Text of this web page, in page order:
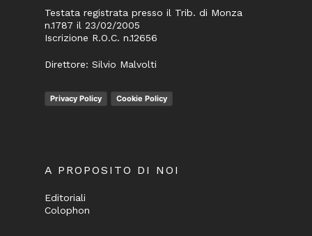
Testata registrata presso il Trib. di Monza
n.1787 il 23/02/2005
Iscrizione R.O.C. n.12656
Direttore: Silvio Malvolti
Privacy Policy Cookie Policy
A PROPOSITO DI NOI
Editoriali
Colophon